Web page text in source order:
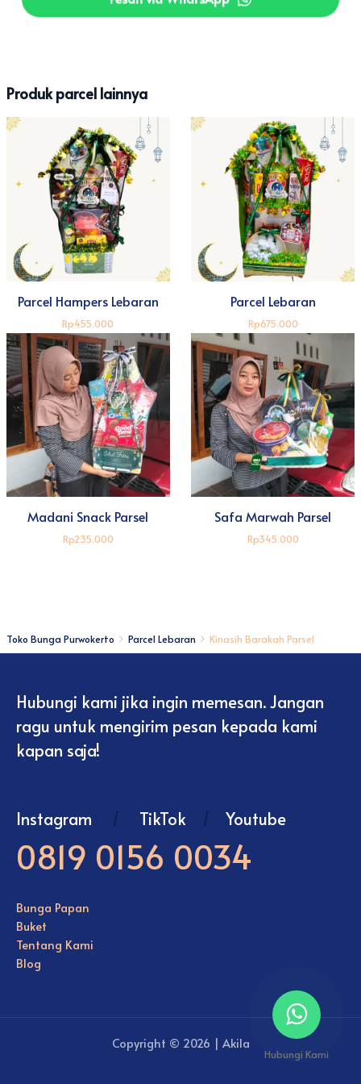
Produk parcel lainnya
Parcel Hampers Lebaran
Rp455.000
Parcel Lebaran
Rp675.000
Madani Snack Parsel
Rp235.000
Safa Marwah Parsel
Rp345.000
Toko Bunga Purwokerto Parcel Lebaran Kinasih Barakah Parsel
Hubungi kami jika ingin memesan. Jangan
ragu untuk mengirim pesan kepada kami
kapan saja!
Instagram / TikTok / Youtube
0819 0156 0034
Bunga Papan
Buket
Tentang Kami
Blog
Copyright © 2026 | Akila
Hubungi Kami